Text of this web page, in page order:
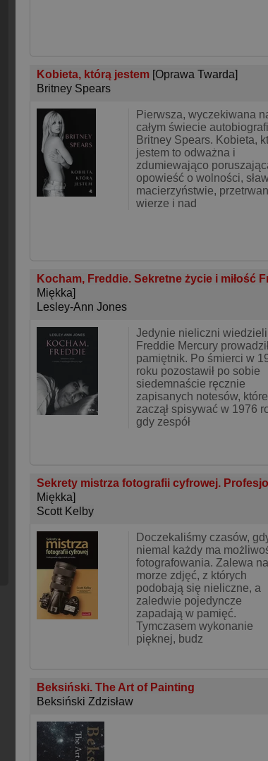
Kobieta, którą jestem [Oprawa Twarda]
Britney Spears
Pierwsza, wyczekiwana
całym świecie
Britney Spears. Kobieta,
jestem to odważna i
zdumiewająco
opowieść o wolności,
macierzyństwie,
wierze i nad
Kocham, Freddie. Sekretne życie i miłość
Miękka]
Lesley-Ann Jones
Jedynie nieliczni
Freddie Mercury
pamiętnik. Po śmierci w
roku pozostawił po sobie
siedemnaście ręcznie
zapisanych notesów, które
zaczął spisywać w 1976
gdy zespół
Sekrety mistrza fotografii cyfrowej.
Miękka]
Scott Kelby
Doczekaliśmy czasów,
niemal każdy ma
fotografowania. Zalewa
morze zdjęć, z których
podobają się nieliczne, a
zaledwie pojedyncze
zapadają w pamięć.
Tymczasem wykonanie
pięknej, budz
Beksiński. The Art of Painting
Beksiński Zdzisław